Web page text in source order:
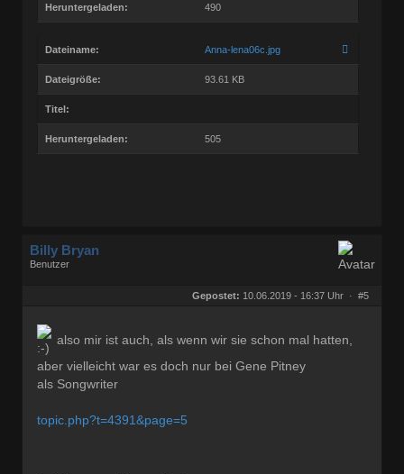
Heruntergeladen: 490
Dateiname: Anna-lena06c.jpg
Dateigröße: 93.61 KB
Titel:
Heruntergeladen: 505
Billy Bryan
Benutzer
Gepostet: 10.06.2019 - 16:37 Uhr · #5
also mir ist auch, als wenn wir sie schon mal hatten,
aber vielleicht war es doch nur bei Gene Pitney
als Songwriter
topic.php?t=4391&page=5